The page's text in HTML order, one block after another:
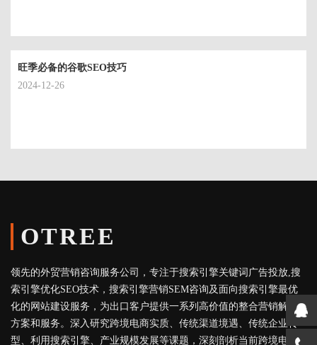
旺季必备的谷歌SEO技巧
2024-12-26
OTREE
领先的外贸营销咨询服务公司，专注于搜索引擎关键词广告投放,搜
索引擎优化SEO技术，搜索引擎营销SEM咨询及面向搜索引擎最优
化的网站建设服务，为出口客户提供一系列高价值的整合营销解决
方案和服务。深入研究跨境电商实质、传统渠道境遇、传统企业转
型、利用搜索引擎、产业规模发展等课题，深刻剖析当前跨境电商